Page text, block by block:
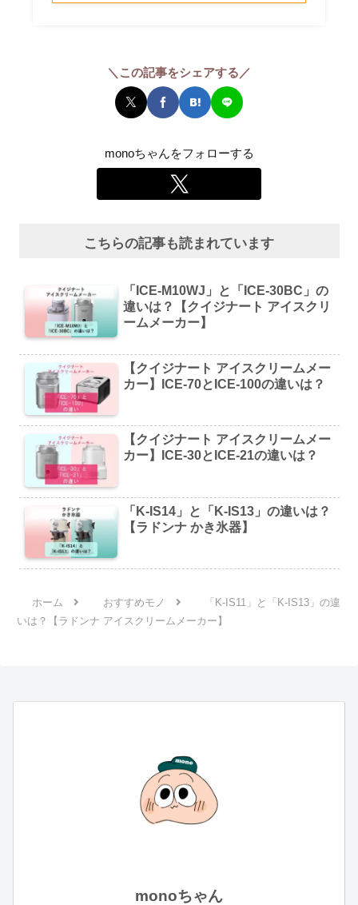
＼この記事をシェアする／
monoちゃんをフォローする
こちらの記事も読まれています
「ICE-M10WJ」と「ICE-30BC」の
違いは？【クイジナート アイスクリ
ームメーカー】
【クイジナート アイスクリームメー
カー】ICE-70とICE-100の違いは？
【クイジナート アイスクリームメー
カー】ICE-30とICE-21の違いは？
「K-IS14」と「K-IS13」の違いは？
【ラドンナ かき氷器】
ホーム おすすめモノ
「K-IS11」と「K-IS13」の違
いは？【ラドンナ アイスクリームメーカー】
monoちゃん